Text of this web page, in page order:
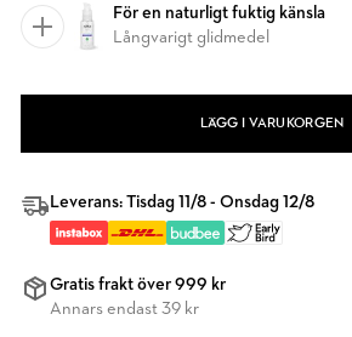
För en naturligt fuktig känsla
Långvarigt glidmedel
LÄGG I VARUKORGEN
Leverans: Tisdag 11/8 - Onsdag 12/8
Gratis frakt över 999 kr
Annars endast 39 kr